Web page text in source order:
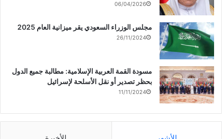
06/04/2026
مجلس الوزراء السعودي يقر ميزانية العام 2025
26/11/2024
مسودة القمة العربية الإسلامية: مطالبة جميع الدول
بحظر تصدير أو نقل الأسلحة لإسرائيل
11/11/2024